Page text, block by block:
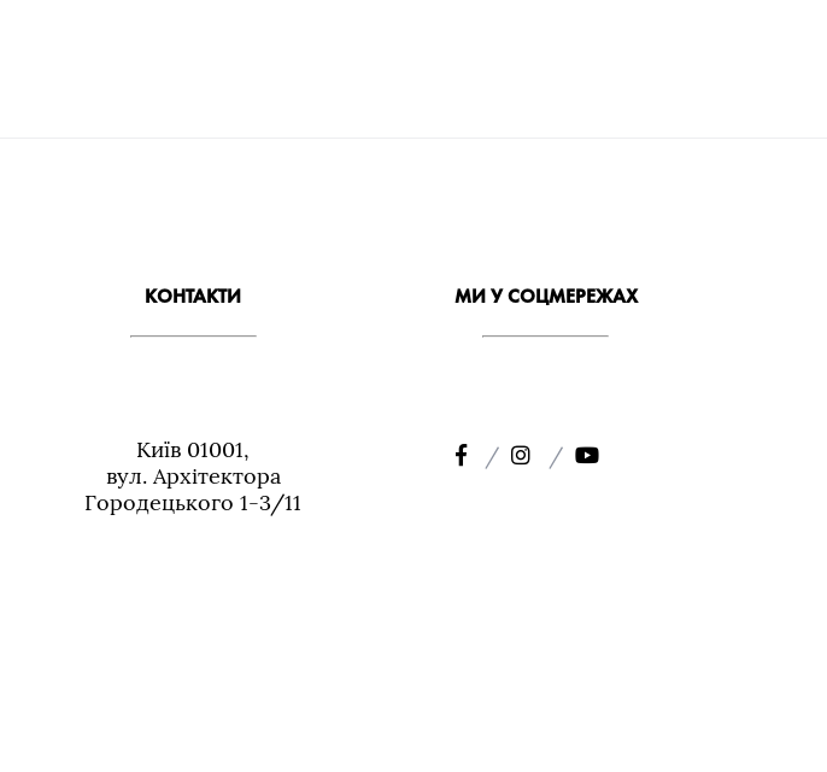
КОНТАКТИ
Київ 01001,
вул. Архiтектора
Городецького 1-3/11
МИ У СОЦМЕРЕЖАХ